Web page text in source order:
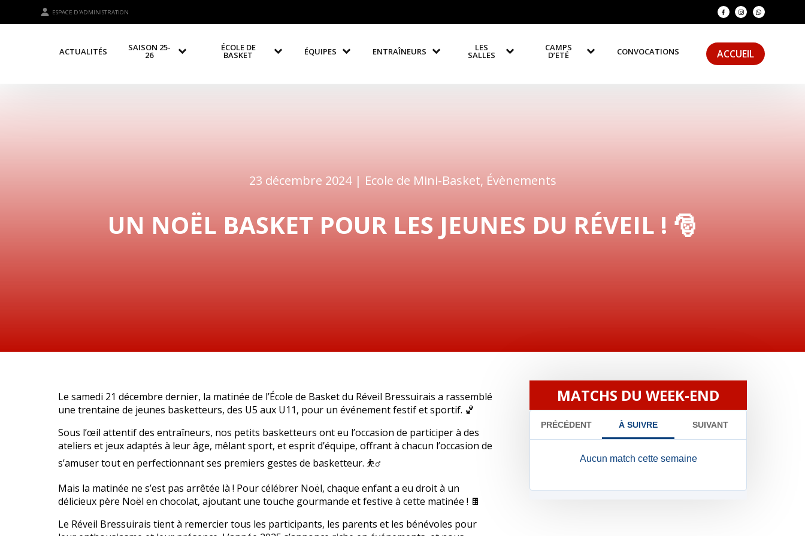
ESPACE D'ADMINISTRATION
ACTUALITÉS SAISON 25-
26
ÉCOLE DE
BASKET ÉQUIPES ENTRAÎNEURS LES
SALLES
CAMPS
D’ETÉ CONVOCATIONS ACCUEIL
23 décembre 2024 | Ecole de Mini-Basket, Évènements
UN NOËL BASKET POUR LES JEUNES DU RÉVEIL ! 🎅
Le samedi 21 décembre dernier, la matinée de l’École de Basket du Réveil Bressuirais a rassemblé
une trentaine de jeunes basketteurs, des U5 aux U11, pour un événement festif et sportif. 🏀
Sous l’œil attentif des entraîneurs, nos petits basketteurs ont eu l’occasion de participer à des
ateliers et jeux adaptés à leur âge, mêlant sport, et esprit d’équipe, offrant à chacun l’occasion de
s’amuser tout en perfectionnant ses premiers gestes de basketteur. ⛹️‍♂️
Mais la matinée ne s’est pas arrêtée là ! Pour célébrer Noël, chaque enfant a eu droit à un
délicieux père Noël en chocolat, ajoutant une touche gourmande et festive à cette matinée ! 🍫
Le Réveil Bressuirais tient à remercier tous les participants, les parents et les bénévoles pour
MATCHS DU WEEK-END